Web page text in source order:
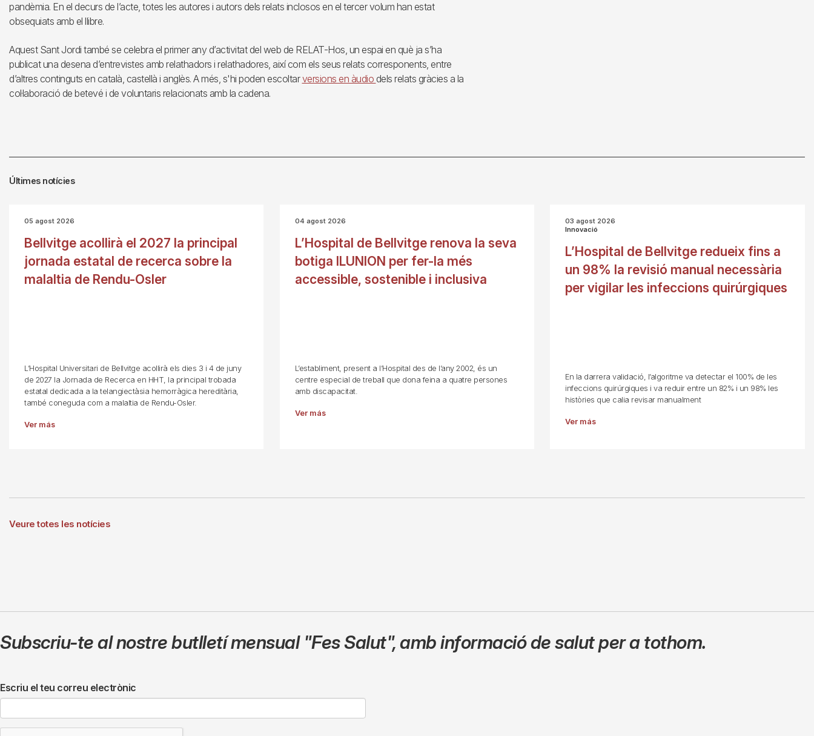
pandèmia. En el decurs de l’acte, totes les autores i autors dels relats inclosos en el tercer volum han estat
obsequiats amb el llibre.
Aquest Sant Jordi també se celebra el primer any d’activitat del web de RELAT-Hos, un espai en què ja s’ha
publicat una desena d’entrevistes amb relathadors i relathadores, així com els seus relats corresponents, entre
d’altres continguts en català, castellà i anglès. A més, s'hi poden escoltarversions en àudio dels relats gràcies a la
col·laboració de betevé i de voluntaris relacionats amb la cadena.
Últimes notícies
05 agost 2026
Bellvitge acollirà el 2027 la principal
jornada estatal de recerca sobre la
malaltia de Rendu-Osler
L’Hospital Universitari de Bellvitge acollirà els dies 3 i 4 de juny
de 2027 la Jornada de Recerca en HHT, la principal trobada
estatal dedicada a la telangiectàsia hemorràgica hereditària,
també coneguda com a malaltia de Rendu-Osler.
Ver más
04 agost 2026
L’Hospital de Bellvitge renova la seva
botiga ILUNION per fer-la més
accessible, sostenible i inclusiva
L’establiment, present a l’Hospital des de l’any 2002, és un
centre especial de treball que dona feina a quatre persones
amb discapacitat.
Ver más
03 agost 2026
Innovació
L’Hospital de Bellvitge redueix fins a
un 98% la revisió manual necessària
per vigilar les infeccions quirúrgiques
En la darrera validació, l’algoritme va detectar el 100% de les
infeccions quirúrgiques i va reduir entre un 82% i un 98% les
històries que calia revisar manualment
Ver más
Veure totes les notícies
Subscriu-te al nostre butlletí mensual "Fes Salut",amb informació de salut per a tothom.
Escriu el teu correu electrònic